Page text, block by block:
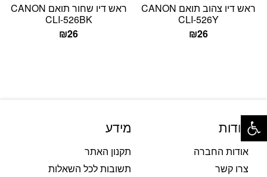
ראש דיו צהוב תואם CANON
CLI-526Y
₪26
ראש דיו שחור תואם CANON
CLI-526BK
₪26
אודות
אודות החברה
צרו קשר
מידע
תקנון האתר
תשובות לכל השאלות
פתח סרגל נגישות